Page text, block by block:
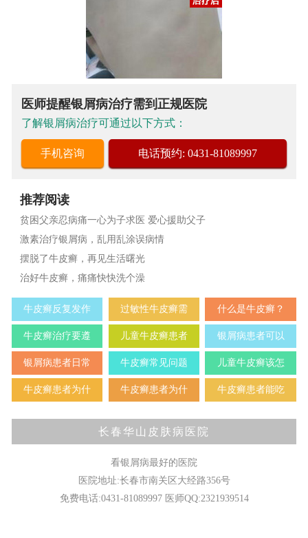
医师提醒银屑病治疗需到正规医院
了解银屑病治疗可通过以下方式：
手机咨询 电话预约: 0431-81089997
推荐阅读
贫困父亲忍病痛一心为子求医 爱心援助父子
激素治疗银屑病，乱用乱涂误病情
摆脱了牛皮癣，再见生活曙光
治好牛皮癣，痛痛快快洗个澡
牛皮癣反复发作 过敏性牛皮癣需 什么是牛皮癣？
牛皮癣治疗要遵 儿童牛皮癣患者 银屑病患者可以
银屑病患者日常 牛皮癣常见问题 儿童牛皮癣该怎
牛皮癣患者为什 牛皮癣患者为什 牛皮癣患者能吃
长春华山皮肤病医院
看银屑病最好的医院
医院地址:长春市南关区大经路356号
免费电话:0431-81089997 医师QQ:2321939514